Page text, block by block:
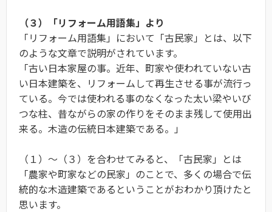
（３）「リフォーム用語集」より
「リフォーム用語集」において「古民家」とは、以下
のような文章で説明がされています。
「古い日本家屋の事。近年、町家や使われていない古
い日本建築を、リフォームして再生させる事が流行っ
ている。今では使われる事のなくなった太い梁やいび
つな柱、昔ながらの家の作りをそのまま残して使用出
来る。木造の伝統日本建築である。」
（１）〜（３）を合わせてみると、「古民家」とは
「農家や町家などの民家」のことで、多くの場合で伝
統的な木造建築であるということがおわかり頂けたと
思います。